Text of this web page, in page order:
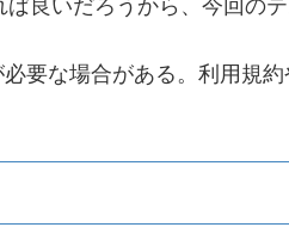
良いだろうから、今回の
要な場合がある。利用規